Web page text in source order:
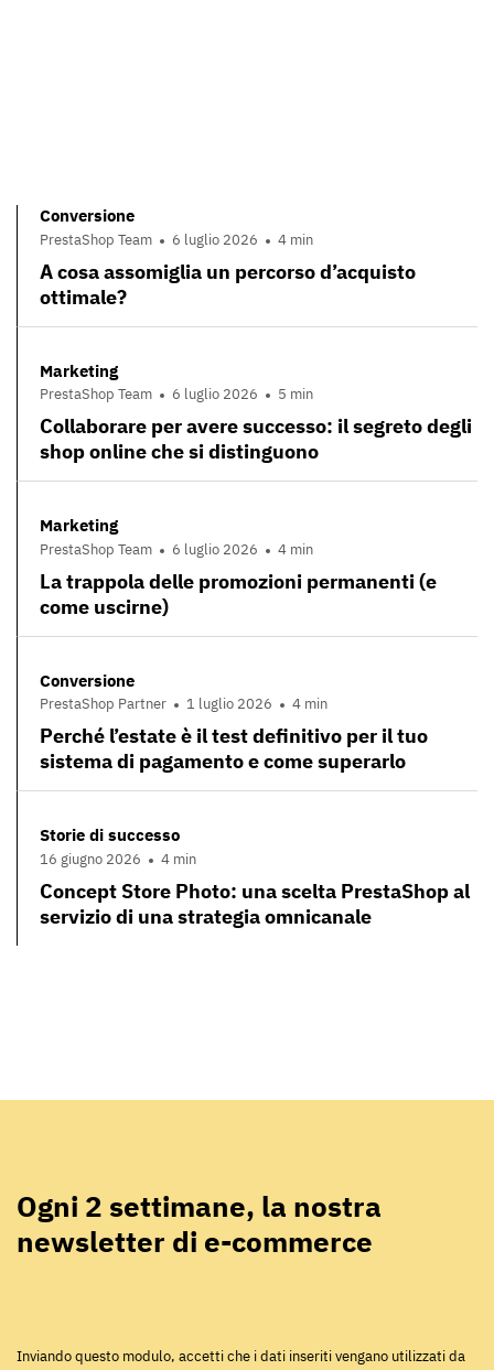
Conversione
PrestaShop Team 6 luglio 2026 4 min
A cosa assomiglia un percorso d’acquisto
ottimale?
Marketing
PrestaShop Team 6 luglio 2026 5 min
Collaborare per avere successo: il segreto degli
shop online che si distinguono
Marketing
PrestaShop Team 6 luglio 2026 4 min
La trappola delle promozioni permanenti (e
come uscirne)
Conversione
PrestaShop Partner 1 luglio 2026 4 min
Perché l’estate è il test definitivo per il tuo
sistema di pagamento e come superarlo
Storie di successo
16 giugno 2026 4 min
Concept Store Photo: una scelta PrestaShop al
servizio di una strategia omnicanale
Ogni 2 settimane, la nostra
newsletter di e-commerce
Inviando questo modulo, accetti che i dati inseriti vengano utilizzati da